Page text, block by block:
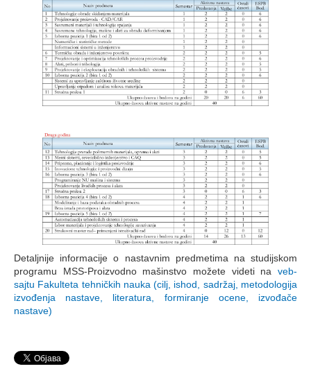
Detaljnije informacije o nastavnim predmetima na studijskom
programu MSS-Proizvodno mašinstvo možete videti na veb-
sajtu Fakulteta tehničkih nauka (cilj, ishod, sadržaj, metodologija
izvođenja nastave, literatura, formiranje ocene, izvođače
nastave)